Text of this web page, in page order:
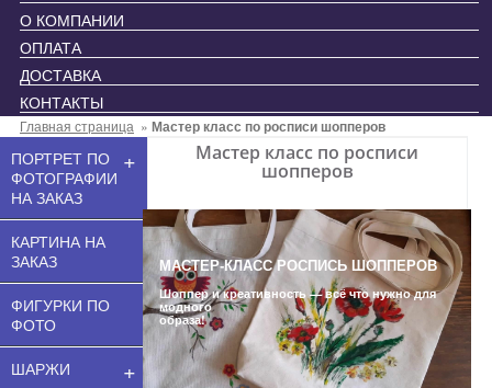
О КОМПАНИИ
ОПЛАТА
ДОСТАВКА
КОНТАКТЫ
Главная страница » Мастер класс по росписи шопперов
+
ПОРТРЕТ ПО
ФОТОГРАФИИ
НА ЗАКАЗ
КАРТИНА НА
ЗАКАЗ
ФИГУРКИ ПО
ФОТО
+
ШАРЖИ
Мастер класс по росписи
шопперов
МАСТЕР-КЛАСС РОСПИСЬ ШОППЕРОВ
Шоппер и креативность — всё что нужно для
модного
образа!